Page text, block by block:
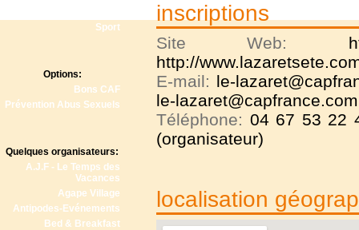
Sport
Options:
Bons CAF
Prévention Abus Sexuels
Quelques organisateurs:
A.J.F - Le Temps des
Vacances
Agape Village
Antipodes-Evénements
Bed & Breakfast
inscriptions
Site Web:
http://
E-mail: le-
le-
Téléphone: 04 67 53 22
(organisateur)
localisation